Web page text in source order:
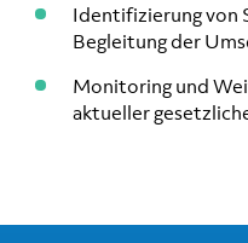
Identifizierung von
Begleitung der
Monitoring und
aktueller